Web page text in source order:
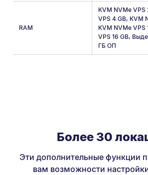
RAM
KVM NVMe VPS
VPS 4 GB, KVM
KVM NVMe VPS
VPS 16 GB,
ГБ ОП
Более 30
Эти дополнительные функции
вам возможности